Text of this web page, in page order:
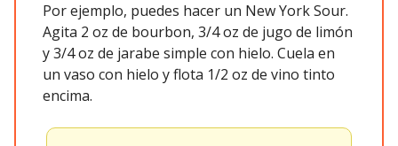
Por ejemplo, puedes hacer un New York Sour.
Agita 2 oz de bourbon, 3/4 oz de jugo de limón
y 3/4 oz de jarabe simple con hielo. Cuela en
un vaso con hielo y flota 1/2 oz de vino tinto
encima.